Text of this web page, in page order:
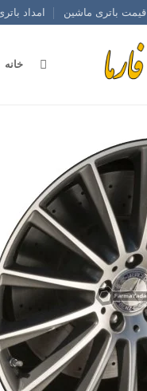
قیمت باتری ماشین امداد
خانه